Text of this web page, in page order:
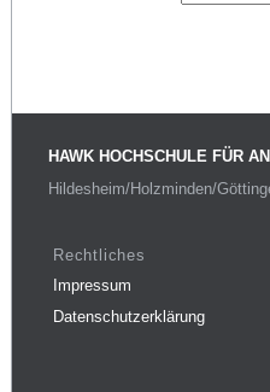
HAWK HOCHSCHULE FÜR
Hildesheim/Holzminden/
Rechtliches
Impressum
Datenschutzerklärung